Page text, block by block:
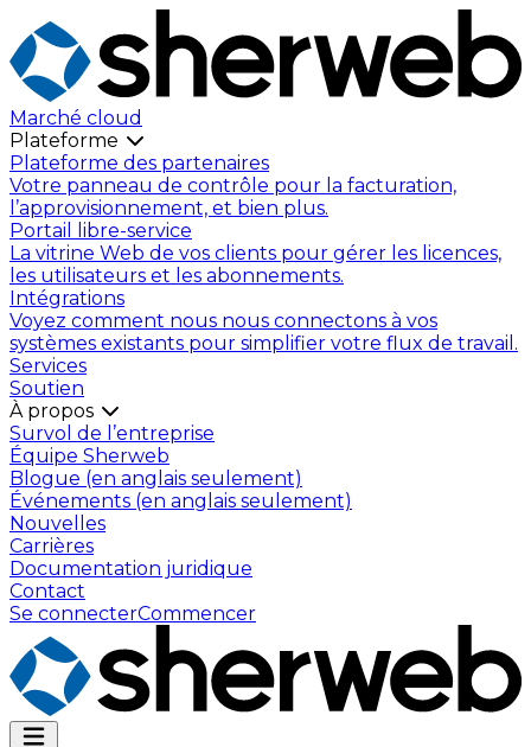
Marché cloud
Plateforme
Plateforme des partenaires
Votre panneau de contrôle pour la facturation,
l’approvisionnement, et bien plus.
Portail libre-service
La vitrine Web de vos clients pour gérer les licences,
les utilisateurs et les abonnements.
Intégrations
Voyez comment nous nous connectons à vos
systèmes existants pour simplifier votre flux de travail.
Services
Soutien
À propos
Survol de l’entreprise
Équipe Sherweb
Blogue (en anglais seulement)
Événements (en anglais seulement)
Nouvelles
Carrières
Documentation juridique
Contact
Se connecterCommencer